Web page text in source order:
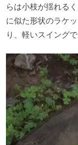
らは小枝が揺れる
に似た形状のラケ
り、軽いスイング